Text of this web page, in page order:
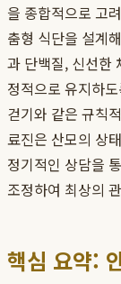
을 종합적으로 고
춤형 식단을 설계
과 단백질, 신선한
정적으로 유지하
걷기와 같은 규칙
료진은 산모의 상
정기적인 상담을
조정하여 최상의
핵심 요약: